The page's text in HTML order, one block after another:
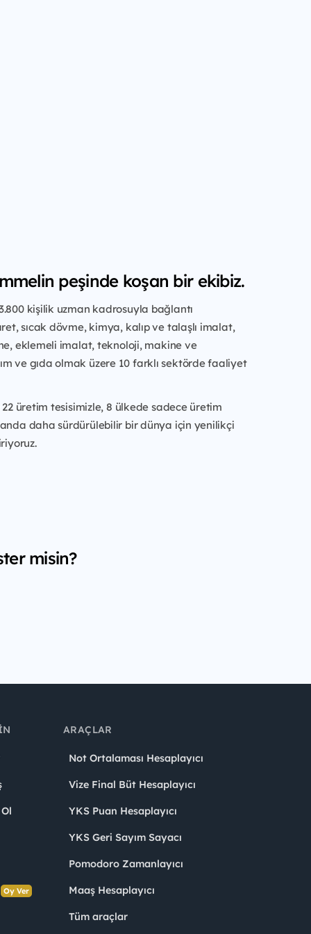
peşinde koşan bir ekibiz.
kişilik uzman kadrosuyla bağlantı
sıcak dövme, kimya, kalıp ve talaşlı imalat,
eklemeli imalat, teknoloji, makine ve
ve gıda olmak üzere 10 farklı sektörde faaliyet
üretim tesisimizle, 8 ülkede sadece üretim
daha sürdürülebilir bir dünya için yenilikçi
misin?
Oy Ver
ARAÇLAR
Not Ortalaması Hesaplayıcı
Vize Final Büt Hesaplayıcı
YKS Puan Hesaplayıcı
YKS Geri Sayım Sayacı
Pomodoro Zamanlayıcı
Maaş Hesaplayıcı
Tüm araçlar